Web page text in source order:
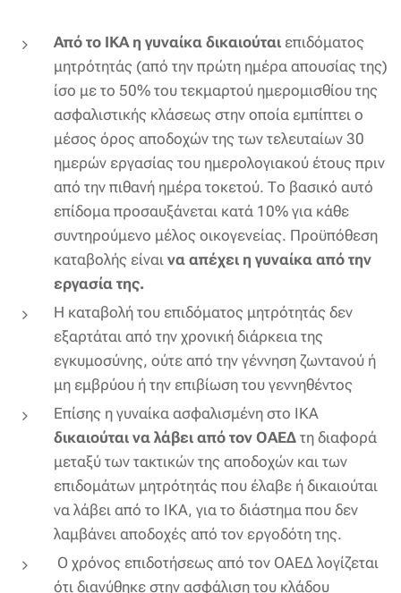
Από το ΙΚΑ η γυναίκα δικαιούται επιδόματος
μητρότητάς (από την πρώτη ημέρα απουσίας της)
ίσο με το 50% του τεκμαρτού ημερομισθίου της
ασφαλιστικής κλάσεως στην οποία εμπίπτει ο
μέσος όρος αποδοχών της των τελευταίων 30
ημερών εργασίας του ημερολογιακού έτους πριν
από την πιθανή ημέρα τοκετού. Το βασικό αυτό
επίδομα προσαυξάνεται κατά 10% για κάθε
συντηρούμενο μέλος οικογενείας. Προϋπόθεση
καταβολής είναι να απέχει η γυναίκα από την
εργασία της.
Η καταβολή του επιδόματος μητρότητάς δεν
εξαρτάται από την χρονική διάρκεια της
εγκυμοσύνης, ούτε από την γέννηση ζωντανού ή
μη εμβρύου ή την επιβίωση του γεννηθέντος
Επίσης η γυναίκα ασφαλισμένη στο ΙΚΑ
δικαιούται να λάβει από τον ΟΑΕΔ τη διαφορά
μεταξύ των τακτικών της αποδοχών και των
επιδομάτων μητρότητάς που έλαβε ή δικαιούται
να λάβει από το ΙΚΑ, για το διάστημα που δεν
λαμβάνει αποδοχές από τον εργοδότη της.
Ο χρόνος επιδοτήσεως από τον ΟΑΕΔ λογίζεται
ότι διανύθηκε στην ασφάλιση του κλάδου